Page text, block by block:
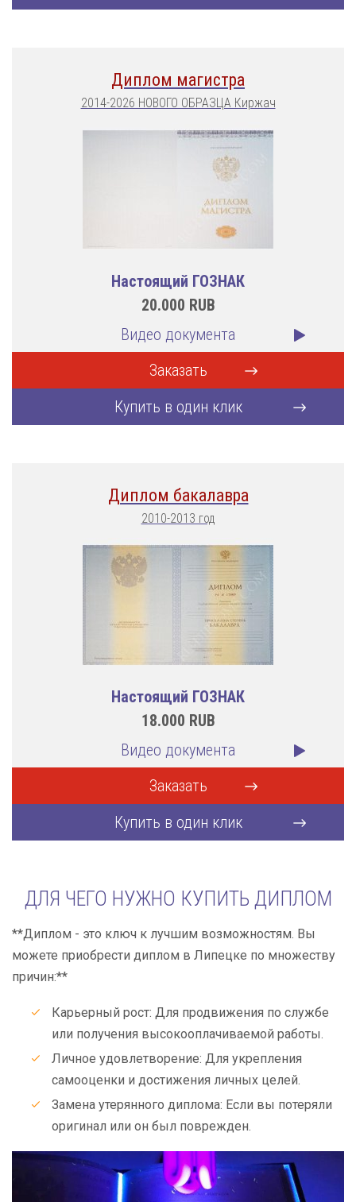
Диплом магистра
2014-2026 НОВОГО ОБРАЗЦА Киржач
Настоящий ГОЗНАК
20.000 RUB
Видео документа
Заказать
Купить в один клик
Диплом бакалавра
2010-2013 год
Настоящий ГОЗНАК
18.000 RUB
Видео документа
Заказать
Купить в один клик
ДЛЯ ЧЕГО НУЖНО КУПИТЬ ДИПЛОМ
**Диплом - это ключ к лучшим возможностям. Вы
можете приобрести диплом в Липецке по множеству
причин:**
Карьерный рост: Для продвижения по службе
или получения высокооплачиваемой работы.
Личное удовлетворение: Для укрепления
самооценки и достижения личных целей.
Замена утерянного диплома: Если вы потеряли
оригинал или он был поврежден.